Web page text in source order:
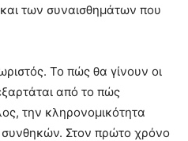
των συναισθημάτων που
Το πώς θα γίνουν οι
από το πώς
την κληρονομικότητα
συνθηκών. Στον πρώτο χρόνο